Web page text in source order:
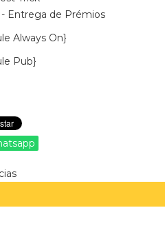
- Entrega de Prémios
Always On}
Pub}